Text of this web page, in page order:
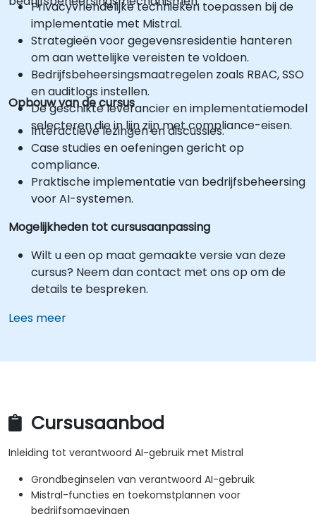
Privacyvriendelijke technieken toepassen bij de
implementatie met Mistral.
Strategieën voor gegevensresidentie hanteren
om aan wettelijke vereisten te voldoen.
Bedrijfsbeheersingsmaatregelen zoals RBAC, SSO
en auditlogs instellen.
De geschikte leverancier en implementatiemodel
selecteren die in lijn zijn met compliance-eisen.
Opbouw van de cursus
Interactieve lezingen en discussies.
Case studies en oefeningen gericht op
compliance.
Praktische implementatie van bedrijfsbeheersing
voor AI-systemen.
Mogelijkheden tot cursusaanpassing
Wilt u een op maat gemaakte versie van deze
cursus? Neem dan contact met ons op om de
details te bespreken.
Lees meer
Cursusaanbod
Inleiding tot verantwoord AI-gebruik met Mistral
Grondbeginselen van verantwoord AI-gebruik
Mistral-functies en toekomstplannen voor
bedrijfsomgevingen